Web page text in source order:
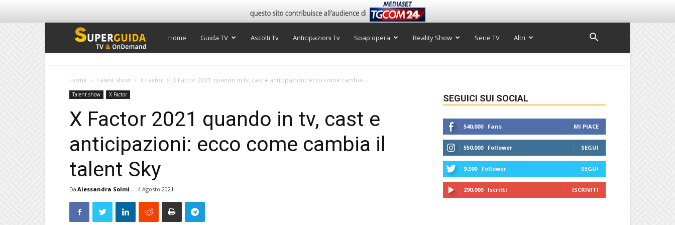
Super
Home Guida TV Ascolti Tv Anticipazioni Tv Soap opera Reality Show Serie TV Altri
Home Talent show X Factor X Factor 2021 quando in tv, cast e anticipazioni: ecco come cambia...
Talent show X Factor
X Factor 2021 quando in tv, cast e
anticipazioni: ecco come cambia il
talent Sky
Da Alessandra Solmi - 4 Agosto 2021
SEGUICI SUI SOCIAL
540,000 Fans MI PIACE
550,000 Follower SEGUI
9,300 Follower SEGUI
290,000 Iscritti ISCRIVITI